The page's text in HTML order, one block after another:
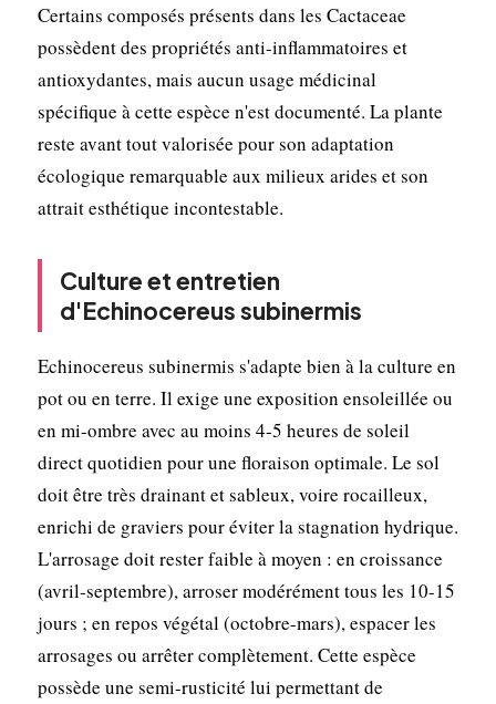
Certains composés présents dans les Cactaceae
possèdent des propriétés anti-inflammatoires et
antioxydantes, mais aucun usage médicinal
spécifique à cette espèce n'est documenté. La plante
reste avant tout valorisée pour son adaptation
écologique remarquable aux milieux arides et son
attrait esthétique incontestable.
Culture et entretien
d'Echinocereus subinermis
Echinocereus subinermis s'adapte bien à la culture en
pot ou en terre. Il exige une exposition ensoleillée ou
en mi-ombre avec au moins 4-5 heures de soleil
direct quotidien pour une floraison optimale. Le sol
doit être très drainant et sableux, voire rocailleux,
enrichi de graviers pour éviter la stagnation hydrique.
L'arrosage doit rester faible à moyen : en croissance
(avril-septembre), arroser modérément tous les 10-15
jours ; en repos végétal (octobre-mars), espacer les
arrosages ou arrêter complètement. Cette espèce
possède une semi-rusticité lui permettant de